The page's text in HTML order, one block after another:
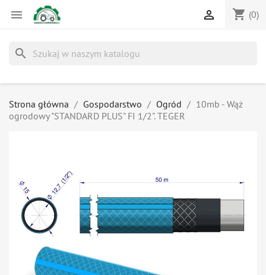
 shopping_cart (0)

search
Strona główna Gospodarstwo Ogród
10mb - Wąż
ogrodowy "STANDARD PLUS" FI 1/2". TEGER